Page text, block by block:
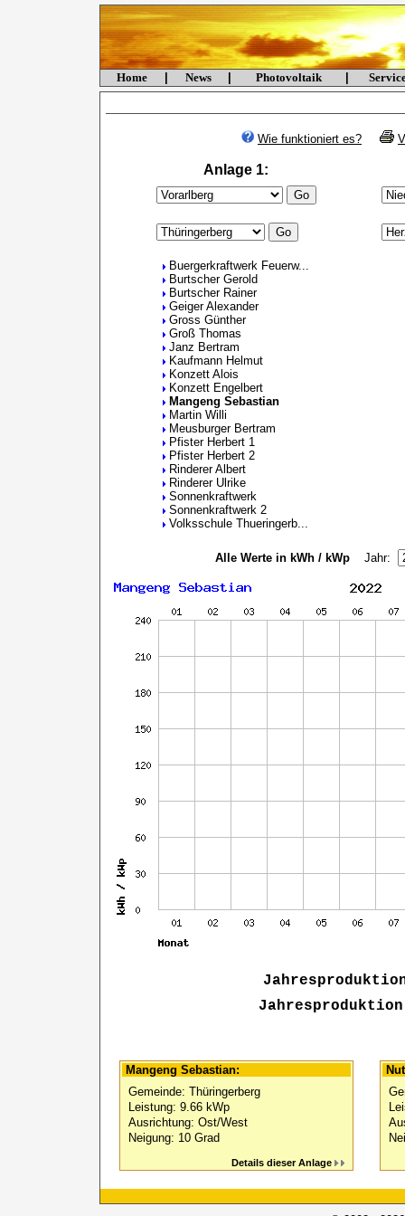
Home News Photovoltaik
Wie funktioniert es?
Anlage 1:
Buergerkraftwerk Feuerw...
Burtscher Gerold
Burtscher Rainer
Geiger Alexander
Gross Günther
Groß Thomas
Janz Bertram
Kaufmann Helmut
Konzett Alois
Konzett Engelbert
Mangeng Sebastian
Martin Willi
Meusburger Bertram
Pfister Herbert 1
Pfister Herbert 2
Rinderer Albert
Rinderer Ulrike
Sonnenkraftwerk
Sonnenkraftwerk 2
Volksschule Thueringerb...
Alle Werte in kWh / kWpJahr:
Mangeng Sebastian:
Gemeinde: Thüringerberg
Leistung: 9.66 kWp
Ausrichtung: Ost/West
Neigung: 10 Grad
Details dieser Anlage